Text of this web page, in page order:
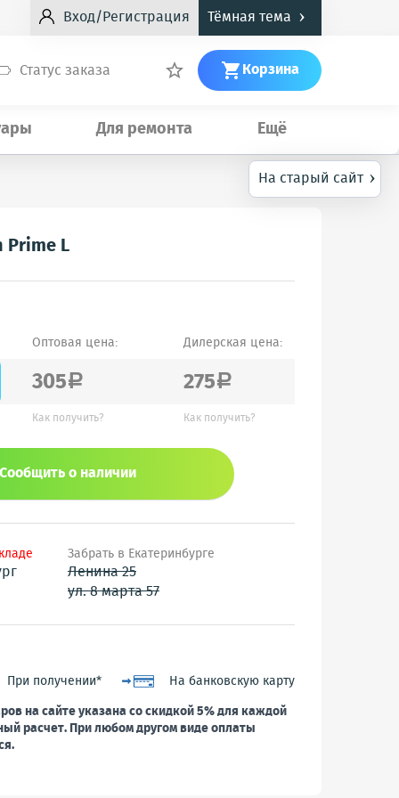
На старый сайт ›
Вход/Регистрация Тёмная тема ›
Статус заказа  Корзина
Для ремонта Ещё
Prime L
Оптовая цена:
305a
Как получить?
Дилерская цена:
275a
Как получить?
Сообщить o наличии
Забрать в Екатеринбурге
Ленина 25
ул. 8 марта 57
При получении*
На банковскую карту
на сайте указана со скидкой 5% для каждой
расчет. При любом другом виде оплаты